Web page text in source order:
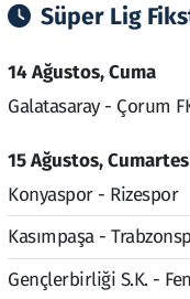
Süper Lig
14 Ağustos, Cuma
Galatasaray - Çorum
15 Ağustos,
Konyaspor - Rizespor
Kasımpaşa -
Gençlerbirliği S.K. -